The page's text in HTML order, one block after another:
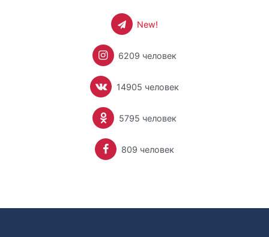
New!
6209 человек
14905 человек
5795 человек
809 человек